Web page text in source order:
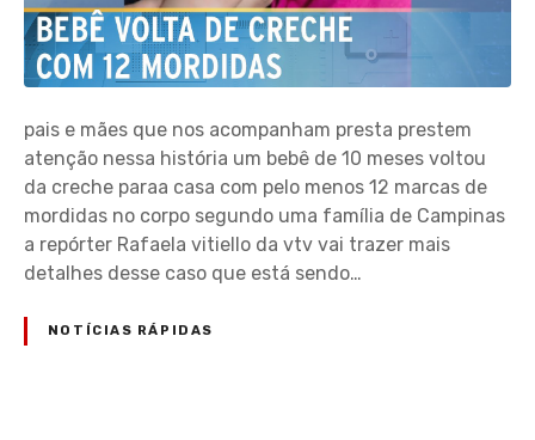
pais e mães que nos acompanham presta prestem
atenção nessa história um bebê de 10 meses voltou
da creche paraa casa com pelo menos 12 marcas de
mordidas no corpo segundo uma família de Campinas
a repórter Rafaela vitiello da vtv vai trazer mais
detalhes desse caso que está sendo…
NOTÍCIAS RÁPIDAS